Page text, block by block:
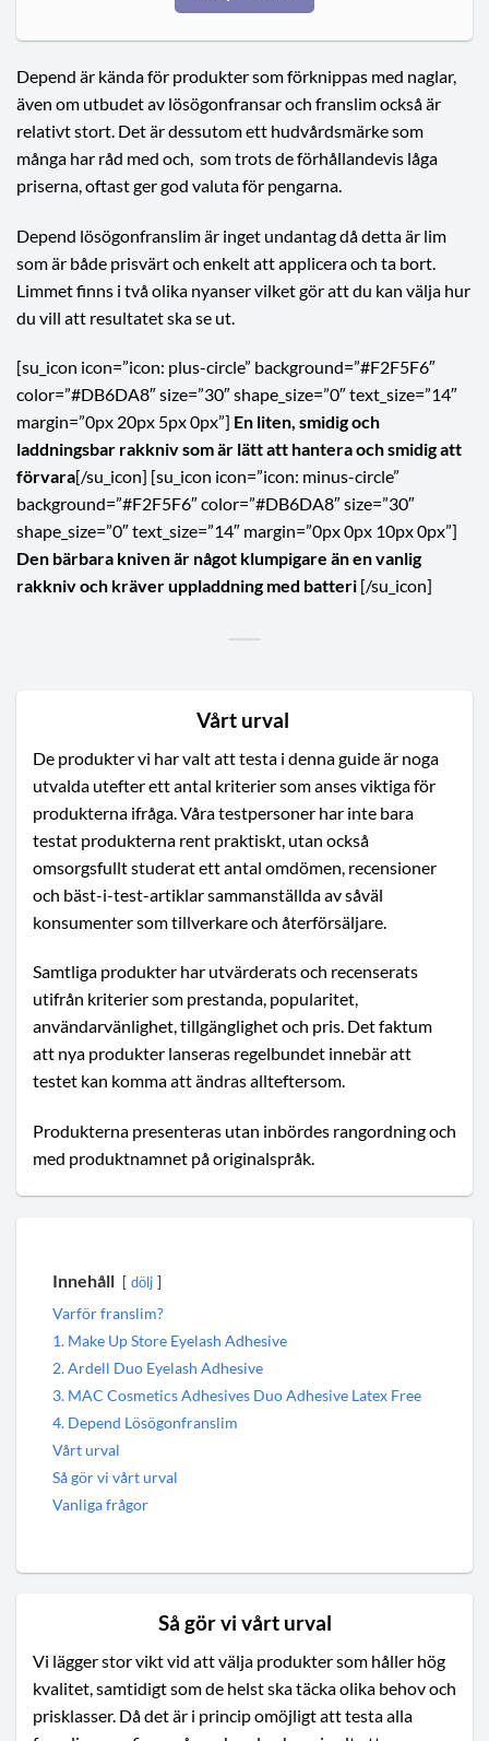
Depend är kända för produkter som förknippas med naglar,
även om utbudet av lösögonfransar och franslim också är
relativt stort. Det är dessutom ett hudvårdsmärke som
många har råd med och, som trots de förhållandevis låga
priserna, oftast ger god valuta för pengarna.
Depend lösögonfranslim är inget undantag då detta är lim
som är både prisvärt och enkelt att applicera och ta bort.
Limmet finns i två olika nyanser vilket gör att du kan välja hur
du vill att resultatet ska se ut.
[su_icon icon=”icon: plus-circle” background=”#F2F5F6″
color=”#DB6DA8″ size=”30″ shape_size=”0″ text_size=”14″
margin=”0px 20px 5px 0px”] En liten, smidig och
laddningsbar rakkniv som är lätt att hantera och smidig att
förvara[/su_icon] [su_icon icon=”icon: minus-circle”
background=”#F2F5F6″ color=”#DB6DA8″ size=”30″
shape_size=”0″ text_size=”14″ margin=”0px 0px 10px 0px”]
Den bärbara kniven är något klumpigare än en vanlig
rakkniv och kräver uppladdning med batteri [/su_icon]
Vårt urval
De produkter vi har valt att testa i denna guide är noga
utvalda utefter ett antal kriterier som anses viktiga för
produkterna ifråga. Våra testpersoner har inte bara
testat produkterna rent praktiskt, utan också
omsorgsfullt studerat ett antal omdömen, recensioner
och bäst-i-test-artiklar sammanställda av såväl
konsumenter som tillverkare och återförsäljare.
Samtliga produkter har utvärderats och recenserats
utifrån kriterier som prestanda, popularitet,
användarvänlighet, tillgänglighet och pris. Det faktum
att nya produkter lanseras regelbundet innebär att
testet kan komma att ändras allteftersom.
Produkterna presenteras utan inbördes rangordning och
med produktnamnet på originalspråk.
Innehåll dölj
Varför franslim?
1. Make Up Store Eyelash Adhesive
2. Ardell Duo Eyelash Adhesive
3. MAC Cosmetics Adhesives Duo Adhesive Latex Free
4. Depend Lösögonfranslim
Vårt urval
Så gör vi vårt urval
Vanliga frågor
Så gör vi vårt urval
Vi lägger stor vikt vid att välja produkter som håller hög
kvalitet, samtidigt som de helst ska täcka olika behov och
prisklasser. Då det är i princip omöjligt att testa alla